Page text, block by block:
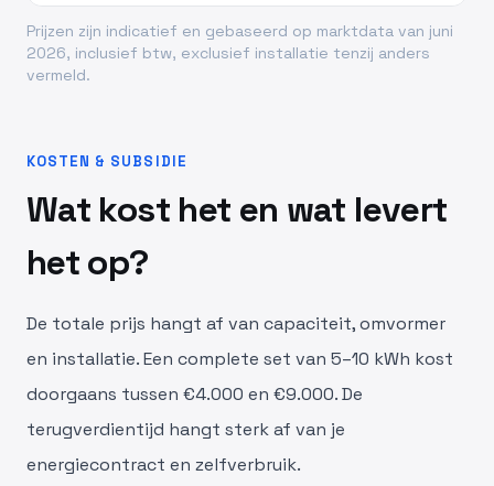
Prijzen zijn indicatief en gebaseerd op marktdata van juni
2026, inclusief btw, exclusief installatie tenzij anders
vermeld.
KOSTEN & SUBSIDIE
Wat kost het en wat levert
het op?
De totale prijs hangt af van capaciteit, omvormer
en installatie. Een complete set van 5–10 kWh kost
doorgaans tussen €4.000 en €9.000. De
terugverdientijd hangt sterk af van je
energiecontract en zelfverbruik.